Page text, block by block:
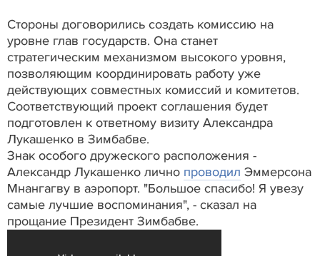
Стороны договорились создать комиссию на
уровне глав государств. Она станет
стратегическим механизмом высокого уровня,
позволяющим координировать работу уже
действующих совместных комиссий и комитетов.
Соответствующий проект соглашения будет
подготовлен к ответному визиту Александра
Лукашенко в Зимбабве.
Знак особого дружеского расположения -
Александр Лукашенко лично проводил Эммерсона
Мнангагву в аэропорт. "Большое спасибо! Я увезу
самые лучшие воспоминания", - сказал на
прощание Президент Зимбабве.